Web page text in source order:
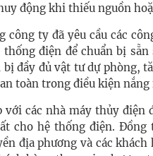
động khi thiếu nguồn
công ty đã yêu cầu các
điện để chuẩn bị
đầy đủ vật tư dự phòng,
toàn trong điều kiện
các nhà máy thủy điện
cho hệ thống điện.
địa phương và các